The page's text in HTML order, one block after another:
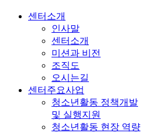
센터소개
인사말
센터소개
미션과 비전
조직도
오시는길
센터주요사업
청소년활동 정책개발
및 실행지원
청소년활동 현장 역량